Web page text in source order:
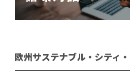
欧州サステナブル・シティ